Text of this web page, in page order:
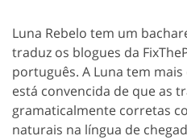
Luna Rebelo tem um
traduz os blogues da
português. A Luna tem
está convencida de que as
gramaticalmente corretas
naturais na língua de